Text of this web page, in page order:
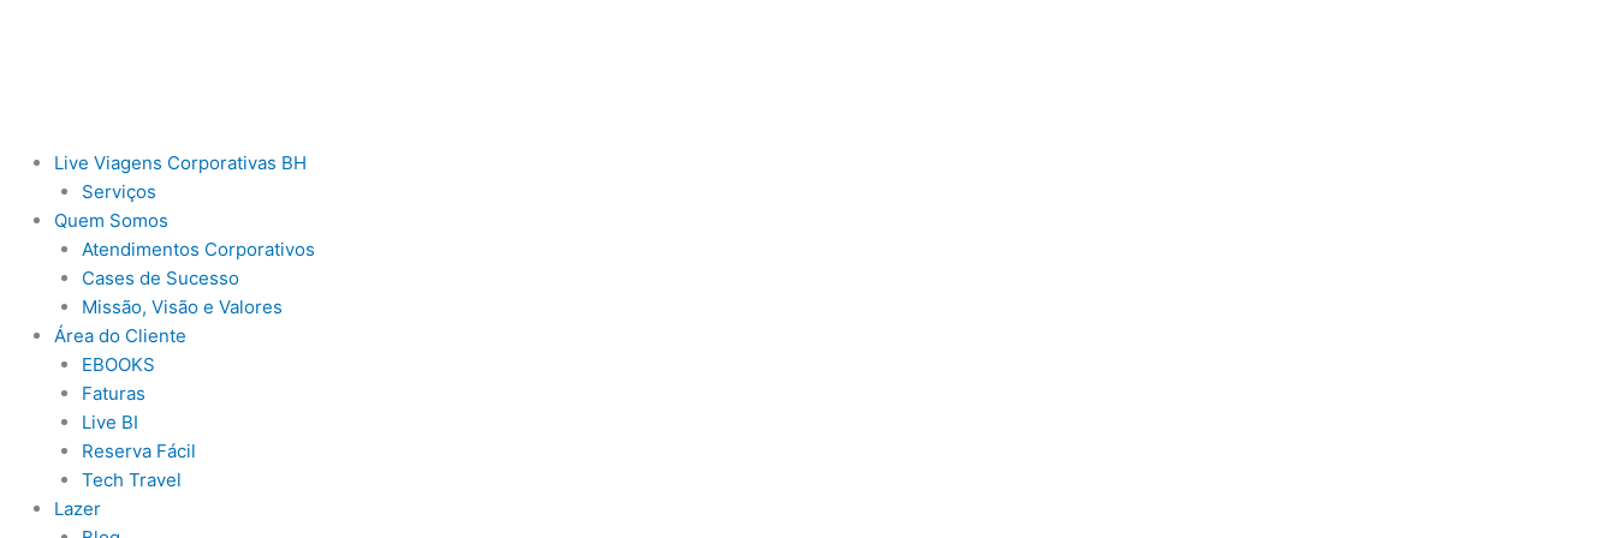
Live Viagens Corporativas BH
Serviços
Quem Somos
Atendimentos Corporativos
Cases de Sucesso
Missão, Visão e Valores
Área do Cliente
EBOOKS
Faturas
Live BI
Reserva Fácil
Tech Travel
Lazer